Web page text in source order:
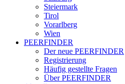
Steiermark
Tirol
Vorarlberg
Wien
PEERFINDER
Der neue PEERFINDER
Registrierung
Häufig gestellte Fragen
Über PEERFINDER